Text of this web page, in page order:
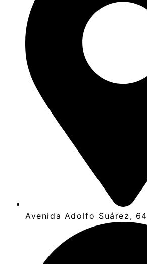
Avenida Adolfo Suárez, 64